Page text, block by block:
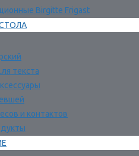
Birgitte Frigast
текста
и контактов